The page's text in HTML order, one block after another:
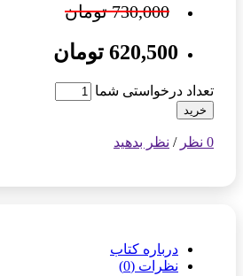
730,000 تومان
620,500 تومان
تعداد درخواستی شما
خرید
0 نظر / نظر بدهید
درباره کتاب
نظرات (0)